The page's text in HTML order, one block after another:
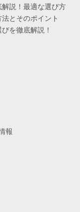
説！最適な選び方
とそのポイント
を徹底解説！
報